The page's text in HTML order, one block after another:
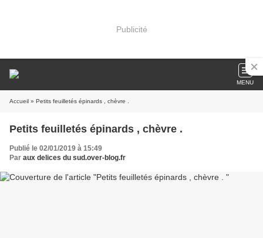
Publicité
MENU
Accueil » Petits feuilletés épinards , chèvre .
Petits feuilletés épinards , chèvre .
Publié le 02/01/2019 à 15:49
Par aux delices du sud.over-blog.fr